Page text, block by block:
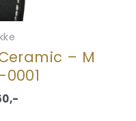
– M
0001
,-